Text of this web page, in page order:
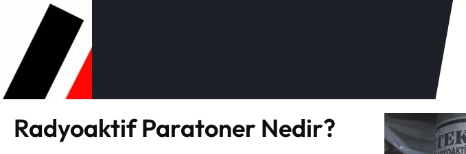
Radyoaktif Paratoner Nedir?